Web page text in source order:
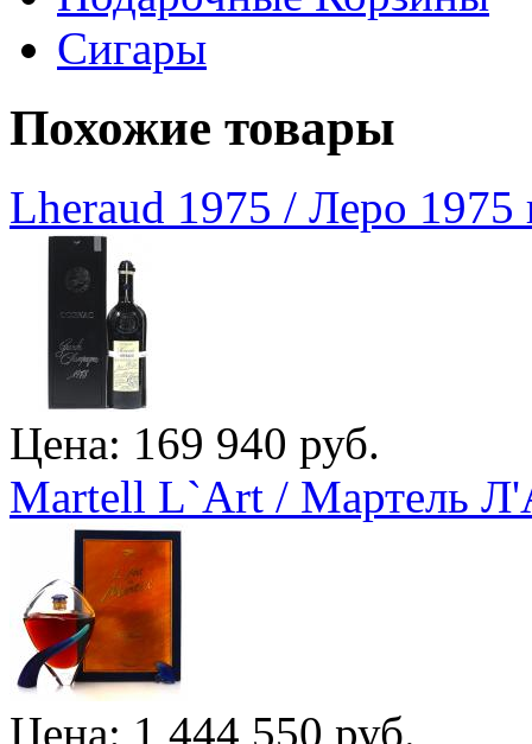
Сигары
Похожие товары
Lheraud 1975 / Леро 1975
Цена: 169 940 руб.
Martell L`Art / Мартель
Цена: 1 444 550 руб.